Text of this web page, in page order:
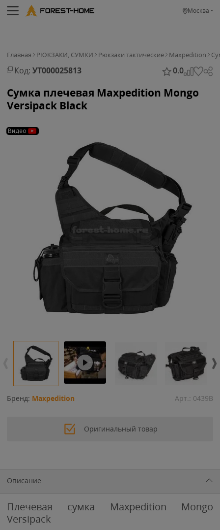
Москва
Главная РЮКЗАКИ, СУМКИ Рюкзаки тактические Maxpedition
Код: УТ000025813 0.0
Сумка плечевая Maxpedition Mongo
Versipack Black
Видео
Бренд: Maxpedition Арт.: 0439B
Оригинальный товар
Описание
Плечевая сумка Maxpedition Mongo
Versipack